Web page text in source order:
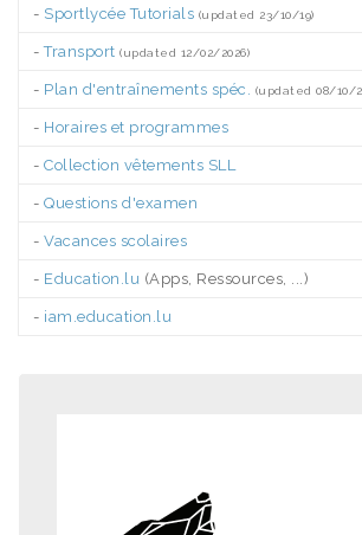
- Sportlycée Tutorials (updated 23/10/19)
-Transport (updated 12/02/2026)
- Plan d'entraînements spéc. (updated 08/10/
- Horaires et programmes
- Collection vêtements SLL
- Questions d'examen
- Vacances scolaires
- Education.lu (Apps, Ressources, ...)
- iam.education.lu